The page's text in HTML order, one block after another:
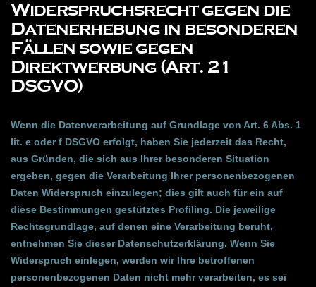
Widerspruchsrecht gegen die
Datenerhebung in besonderen
Fällen sowie gegen
Direktwerbung (Art. 21
DSGVO)
Wenn die Datenverarbeitung auf Grundlage von Art. 6 Abs. 1
lit. e oder f DSGVO erfolgt, haben Sie jederzeit das Recht,
aus Gründen, die sich aus Ihrer besonderen Situation
ergeben, gegen die Verarbeitung Ihrer personenbezogenen
Daten Widerspruch einzulegen; dies gilt auch für ein auf
diese Bestimmungen gestütztes Profiling. Die jeweilige
Rechtsgrundlage, auf denen eine Verarbeitung beruht,
entnehmen Sie dieser Datenschutzerklärung. Wenn Sie
Widerspruch einlegen, werden wir Ihre betroffenen
personenbezogenen Daten nicht mehr verarbeiten, es sei